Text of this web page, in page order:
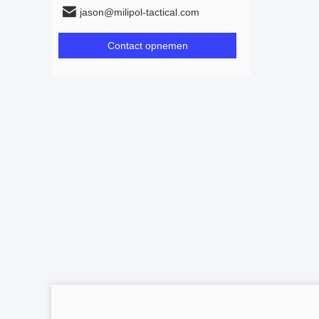
jason@milipol-tactical.com
Contact opnemen